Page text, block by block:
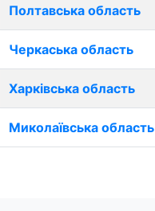
Полтавська область
Черкаська область
Харківська область
Миколаївська область